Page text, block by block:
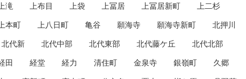
滝 上布目 上袋 上冨居 上冨居新町
上二杉
本町 上八日町 亀谷 願海寺 願海寺新町
北押川
北代新 北代中部 北代東部 北代藤ケ丘
北代北部
田 経堂 経力 清住町 金泉寺 銀嶺町
久郷